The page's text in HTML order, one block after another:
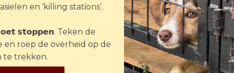
en ‘killing stations’.
𝘀𝘁𝗼𝗽𝗽𝗲𝗻. Teken de
en roep de overheid op de
te trekken.